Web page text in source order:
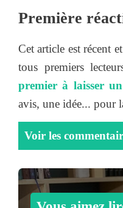
Première
Cet article est récent
tous premiers
premier à laisser
avis, une idée... pour
Voir les